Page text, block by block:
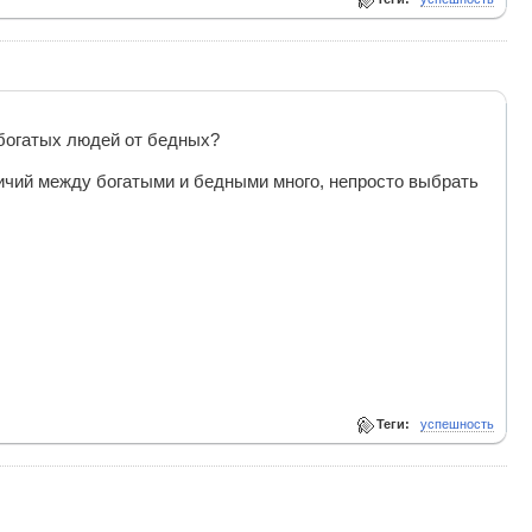
людей от бедных?
между богатыми и бедными много, непросто выбрать
Теги: успешность